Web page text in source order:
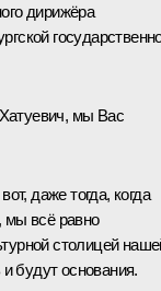
дирижёра
мы Вас
даже тогда, когда
мы всё равно
столицей
будут основания.